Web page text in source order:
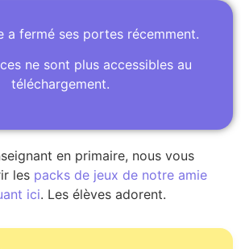
a fermé ses portes récemment.
ne sont plus accessibles au
téléchargement.
en primaire, nous vous
les packs de jeux de notre amie
ici. Les élèves adorent.